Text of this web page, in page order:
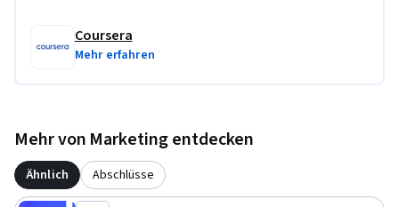
Coursera
Mehr erfahren
Mehr von Marketing entdecken
Ähnlich Abschlüsse